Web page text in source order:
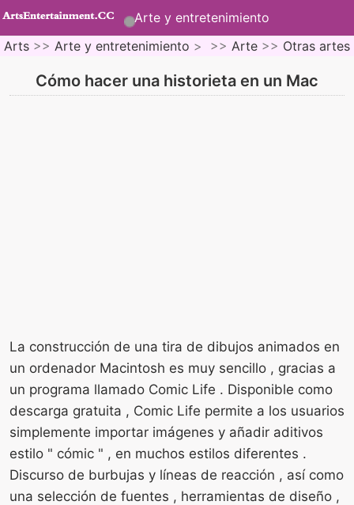
Arte y entretenimiento
Arts >> Arte y entretenimiento > >> Arte >> Otras artes
Cómo hacer una historieta en un Mac
La construcción de una tira de dibujos animados en
un ordenador Macintosh es muy sencillo , gracias a
un programa llamado Comic Life . Disponible como
descarga gratuita , Comic Life permite a los usuarios
simplemente importar imágenes y añadir aditivos
estilo " cómic " , en muchos estilos diferentes .
Discurso de burbujas y líneas de reacción , así como
una selección de fuentes , herramientas de diseño ,